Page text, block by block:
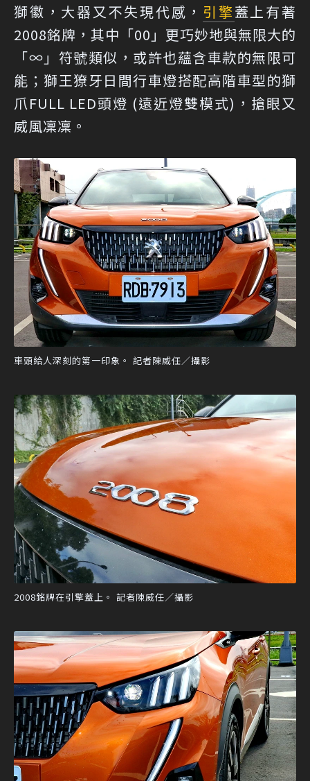
獅徽，大器又不失現代感， 引擎蓋上有著
2008銘牌，其中「00」更巧妙地與無限大的
「∞」符號類似，或許也蘊含車款的無限可
能；獅王獠牙日間行車燈搭配高階車型的獅
爪FULL LED頭燈 (遠近燈雙模式)，搶眼又
威風凜凜。
車頭給人深刻的第一印象。 記者陳威任／攝影
2008銘牌在引擎蓋上。 記者陳威任／攝影